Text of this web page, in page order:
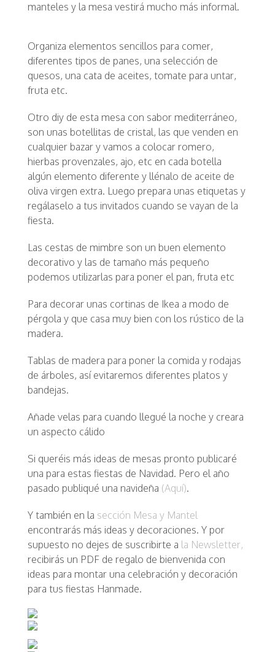
manteles y la mesa vestirá mucho más informal.
Organiza elementos sencillos para comer,
diferentes tipos de panes, una selección de
quesos, una cata de aceites, tomate para untar,
fruta etc.
Otro diy de esta mesa con sabor mediterráneo,
son unas botellitas de cristal, las que venden en
cualquier bazar y vamos a colocar romero,
hierbas provenzales, ajo, etc en cada botella
algún elemento diferente y llénalo de aceite de
oliva virgen extra. Luego prepara unas etiquetas y
regálaselo a tus invitados cuando se vayan de la
fiesta.
Las cestas de mimbre son un buen elemento
decorativo y las de tamaño más pequeño
podemos utilizarlas para poner el pan, fruta etc
Para decorar unas cortinas de Ikea a modo de
pérgola y que casa muy bien con los rústico de la
madera.
Tablas de madera para poner la comida y rodajas
de árboles, así evitaremos diferentes platos y
bandejas.
Añade velas para cuando llegué la noche y creara
un aspecto cálido
Si queréis más ideas de mesas pronto publicaré
una para estas fiestas de Navidad. Pero el año
pasado publiqué una navideña (Aquí).
Y también en la sección Mesa y Mantel
encontrarás más ideas y decoraciones. Y por
supuesto no dejes de suscribirte a la Newsletter,
recibirás un PDF de regalo de bienvenida con
ideas para montar una celebración y decoración
para tus fiestas Hanmade.